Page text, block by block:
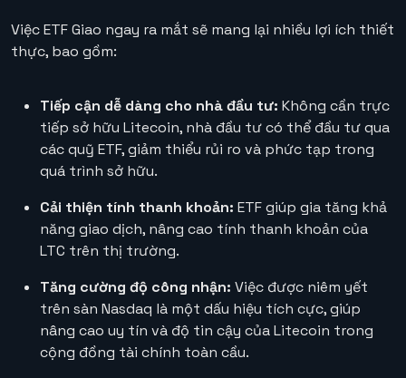
Việc ETF Giao ngay ra mắt sẽ mang lại nhiều lợi ích thiết
thực, bao gồm:
Tiếp cận dễ dàng cho nhà đầu tư: Không cần trực
tiếp sở hữu Litecoin, nhà đầu tư có thể đầu tư qua
các quỹ ETF, giảm thiểu rủi ro và phức tạp trong
quá trình sở hữu.
Cải thiện tính thanh khoản: ETF giúp gia tăng khả
năng giao dịch, nâng cao tính thanh khoản của
LTC trên thị trường.
Tăng cường độ công nhận: Việc được niêm yết
trên sàn Nasdaq là một dấu hiệu tích cực, giúp
nâng cao uy tín và độ tin cậy của Litecoin trong
cộng đồng tài chính toàn cầu.